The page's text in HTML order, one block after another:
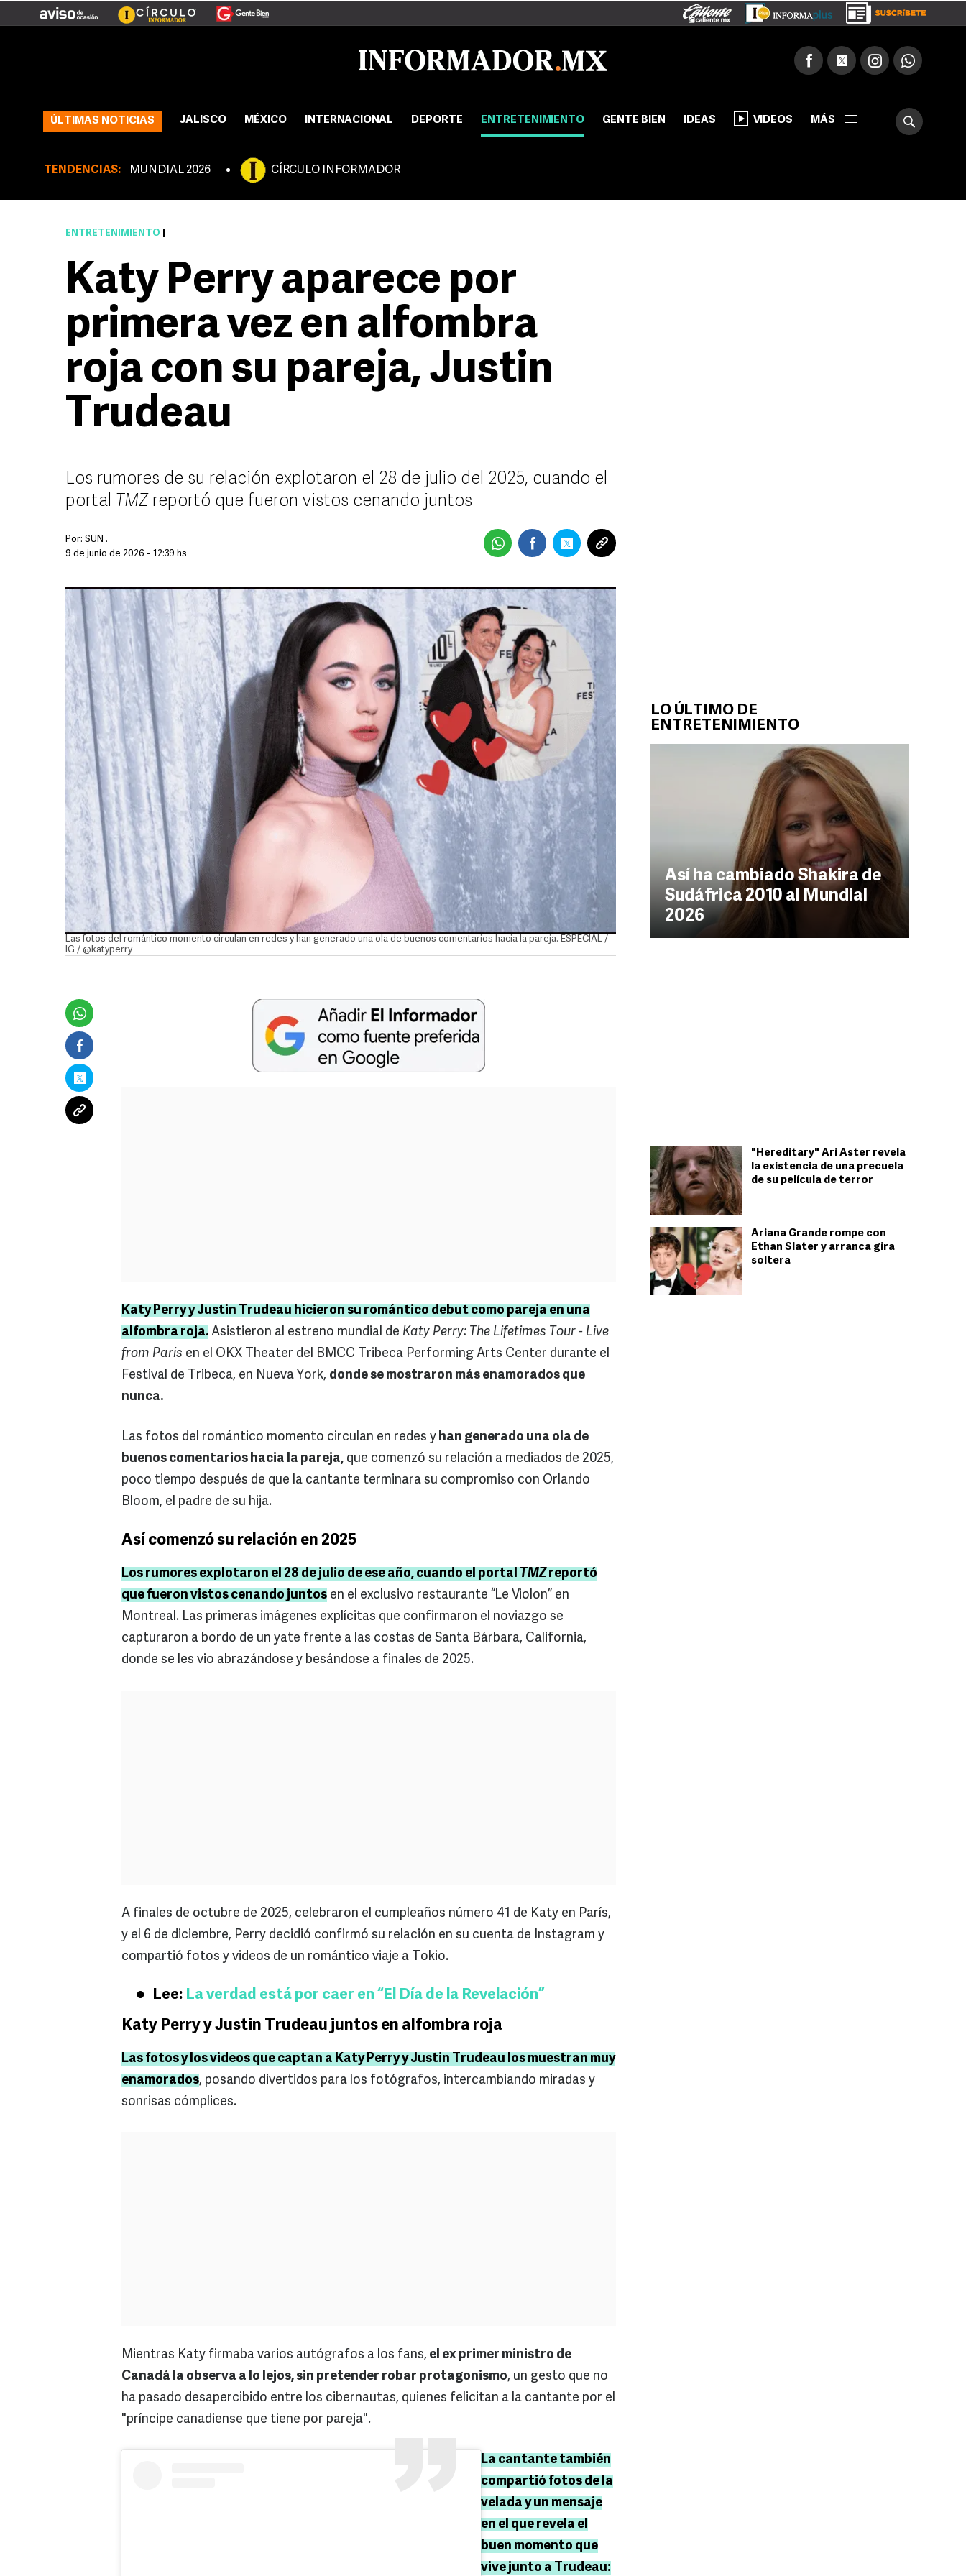
ÚLTIMAS NOTICIAS JALISCO MÉXICO INTERNACIONAL DEPORTE ENTRETENIMIENTO GENTE BIEN IDEAS VIDEOS MÁS
TENDENCIAS: MUNDIAL 2026 CÍRCULO INFORMADOR
LO ÚLTIMO DE
ENTRETENIMIENTO
Así ha cambiado Shakira de
Sudáfrica 2010 al Mundial
2026
"Hereditary" Ari Aster revela
la existencia de una precuela
de su película de terror
Ariana Grande rompe con
Ethan Slater y arranca gira
soltera
ENTRETENIMIENTO
Katy Perry aparece por
primera vez en alfombra
roja con su pareja, Justin
Trudeau
Los rumores de su relación explotaron el 28 de julio del 2025, cuando el
portal TMZ reportó que fueron vistos cenando juntos
Por: SUN .
9 de junio de 2026 - 12:39 hs
Las fotos del romántico momento circulan en redes y han generado una ola de buenos comentarios hacia la pareja. ESPECIAL /
IG / @katyperry
Katy Perry y Justin Trudeau hicieron su romántico debut como pareja en una
alfombra roja. Asistieron al estreno mundial de Katy Perry: The Lifetimes Tour - Live
from Paris en el OKX Theater del BMCC Tribeca Performing Arts Center durante el
Festival de Tribeca, en Nueva York, donde se mostraron más enamorados que
nunca.
Las fotos del romántico momento circulan en redes y han generado una ola de
buenos comentarios hacia la pareja, que comenzó su relación a mediados de 2025,
poco tiempo después de que la cantante terminara su compromiso con Orlando
Bloom, el padre de su hija.
Así comenzó su relación en 2025
Los rumores explotaron el 28 de julio de ese año, cuando el portal TMZ reportó
que fueron vistos cenando juntos en el exclusivo restaurante “Le Violon” en
Montreal. Las primeras imágenes explícitas que confirmaron el noviazgo se
capturaron a bordo de un yate frente a las costas de Santa Bárbara, California,
donde se les vio abrazándose y besándose a finales de 2025.
A finales de octubre de 2025, celebraron el cumpleaños número 41 de Katy en París,
y el 6 de diciembre, Perry decidió confirmó su relación en su cuenta de Instagram y
compartió fotos y videos de un romántico viaje a Tokio.
Lee: La verdad está por caer en “El Día de la Revelación”
Katy Perry y Justin Trudeau juntos en alfombra roja
Las fotos y los videos que captan a Katy Perry y Justin Trudeau los muestran muy
enamorados, posando divertidos para los fotógrafos, intercambiando miradas y
sonrisas cómplices.
Mientras Katy firmaba varios autógrafos a los fans, el ex primer ministro de
Canadá la observa a lo lejos, sin pretender robar protagonismo, un gesto que no
ha pasado desapercibido entre los cibernautas, quienes felicitan a la cantante por el
"príncipe canadiense que tiene por pareja".
La cantante también
compartió fotos de la
velada y un mensaje
en el que revela el
buen momento que
vive junto a Trudeau: